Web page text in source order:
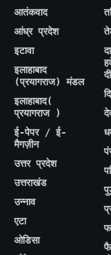
आतंकवाद
आंध्र प्रदेश
इटावा
इलाहाबाद
(प्रयागराज) मंडल
इलाहाबाद(
प्रयागराज )
ई-पेपर / ई-
मैगज़ीन
उत्तर प्रदेश
उत्तराखंड
उन्नाव
एटा
ओडिसा